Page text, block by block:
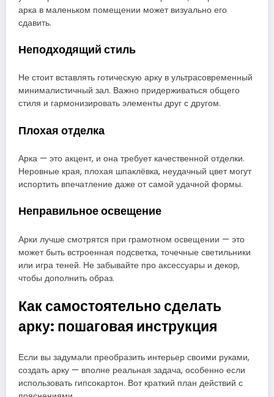
арка в маленьком помещении может визуально его
сдавить.
Неподходящий стиль
Не стоит вставлять готическую арку в ультрасовременный
минималистичный зал. Важно придерживаться общего
стиля и гармонизировать элементы друг с другом.
Плохая отделка
Арка — это акцент, и она требует качественной отделки.
Неровные края, плохая шпаклёвка, неудачный цвет могут
испортить впечатление даже от самой удачной формы.
Неправильное освещение
Арки лучше смотрятся при грамотном освещении — это
может быть встроенная подсветка, точечные светильники
или игра теней. Не забывайте про аксессуары и декор,
чтобы дополнить образ.
Как самостоятельно сделать
арку: пошаговая инструкция
Если вы задумали преобразить интерьер своими руками,
создать арку — вполне реальная задача, особенно если
использовать гипсокартон. Вот краткий план действий с